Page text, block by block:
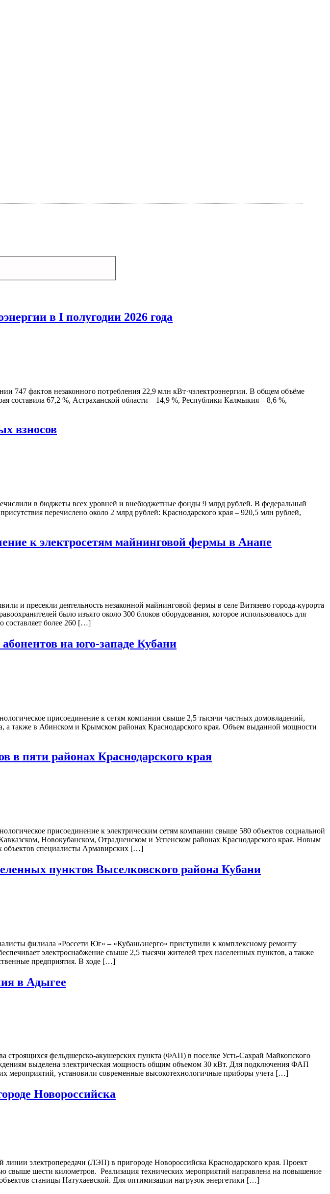
в I полугодии 2026 года
747 фактов незаконного потребления 22,9 млн кВт·чэлектроэнергии. В общем объёме
составила 67,2 %, Астраханской области – 14,9 %, Республики Калмыкия – 8,6 %,
взносов
в бюджеты всех уровней и внебюджетные фонды 9 млрд рублей. В федеральный
перечислено около 2 млрд рублей: Краснодарского края – 920,5 млн рублей,
к электросетям майнинговой фермы в Анапе
и пресекли деятельность незаконной майнинговой фермы в селе Витязево города-курорта
было изъято около 300 блоков оборудования, которое использовалось для
составляет более 260 […]
на юго-западе Кубани
присоединение к сетям компании свыше 2,5 тысячи частных домовладений,
также в Абинском и Крымском районах Краснодарского края. Объем выданной мощности
в пяти районах Краснодарского края
присоединение к электрическим сетям компании свыше 580 объектов социальной
Новокубанском, Отрадненском и Успенском районах Краснодарского края. Новым
объектов специалисты Армавирских […]
пунктов Выселковского района Кубани
филиала «Россети Юг» – «Кубаньэнерго» приступили к комплексному ремонту
электроснабжение свыше 2,5 тысячи жителей трех населенных пунктов, а также
предприятия. В ходе […]
в Адыгее
строящихся фельдшерско-акушерских пункта (ФАП) в поселке Усть-Сахрай Майкопского
выделена электрическая мощность общим объемом 30 кВт. Для подключения ФАП
мероприятий, установили современные высокотехнологичные приборы учета […]
Новороссийска
электропередачи (ЛЭП) в пригороде Новороссийска Краснодарского края. Проект
свыше шести километров. Реализация технических мероприятий направлена на повышение
станицы Натухаевской. Для оптимизации нагрузок энергетики […]